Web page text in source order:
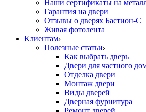
Наши сертификаты на
Гарантия на двери
Отзывы о дверях Бастион-С
Живая фотолента
Клиентам
Полезные статьи
Как выбрать дверь
Двери для частного
Отделка двери
Монтаж двери
Виды дверей
Дверная фурнитура